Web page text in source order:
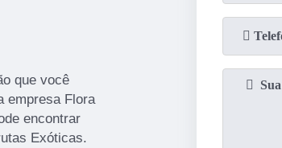
que você
empresa Flora
encontrar
Exóticas.